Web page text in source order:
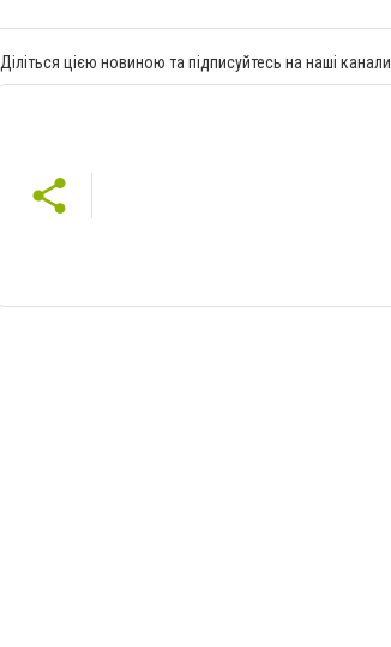
Діліться цією новиною та підписуйтесь на наші канали